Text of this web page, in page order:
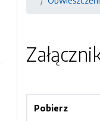
Pobierz